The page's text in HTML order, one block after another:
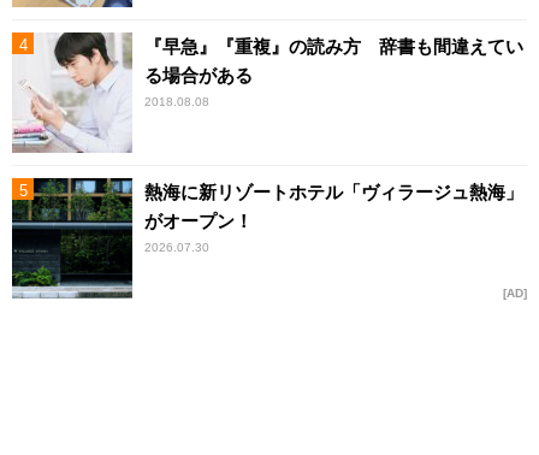
『早急』『重複』の読み方 辞書も間違えてい
る場合がある
2018.08.08
熱海に新リゾートホテル「ヴィラージュ熱海」
がオープン！
2026.07.30
AD